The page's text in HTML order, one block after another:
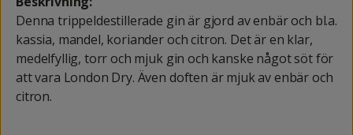
Denna trippeldestillerade gin är gjord av enbär och bl.a.
kassia, mandel, koriander och citron. Det är en klar,
medelfyllig, torr och mjuk gin och kanske något söt för
att vara London Dry. Även doften är mjuk av enbär och
citron.